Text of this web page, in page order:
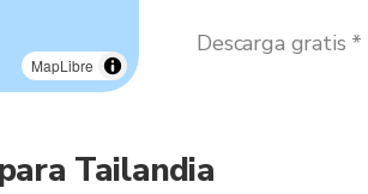
Descarga gratis
MapLibre
Tailandia